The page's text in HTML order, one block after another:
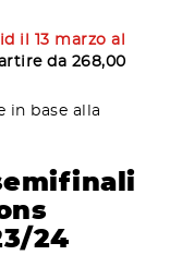
il 13 marzo al
da 268,00
in base alla
24